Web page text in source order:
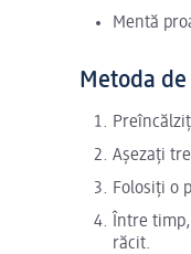
Mentă
Metoda
Așezați
Folosiți o
Între
răcit.